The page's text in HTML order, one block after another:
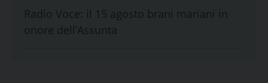
Radio Voce: il 15 agosto brani mariani in
onore dell’Assunta